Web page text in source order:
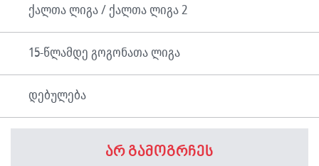
ქალთა ლიგა / ქალთა ლიგა 2
15-წლამდე გოგონათა ლიგა
დებულება
არ გამოგრჩეს